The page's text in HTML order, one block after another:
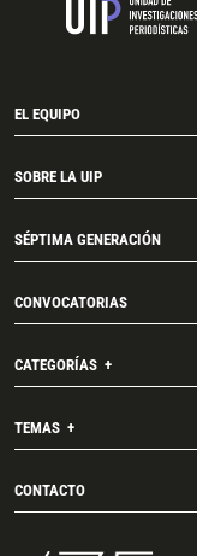
EL EQUIPO
SOBRE LA UIP
SÉPTIMA GENERACIÓN
CONVOCATORIAS
CATEGORÍAS
TEMAS
CONTACTO